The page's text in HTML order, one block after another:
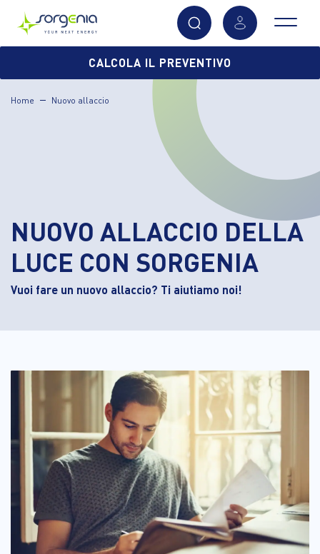
principale
CALCOLA IL PREVENTIVO
Home Nuovo allaccio
NUOVO ALLACCIO DELLA
LUCE CON SORGENIA
Vuoi fare un nuovo allaccio? Ti aiutiamo noi!